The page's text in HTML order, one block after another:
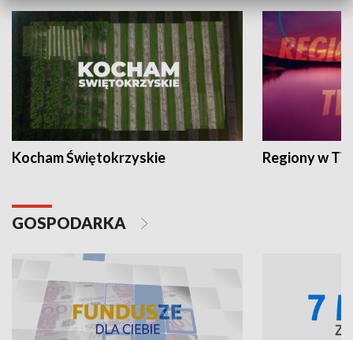
Kocham Świętokrzyskie Regiony w
GOSPODARKA